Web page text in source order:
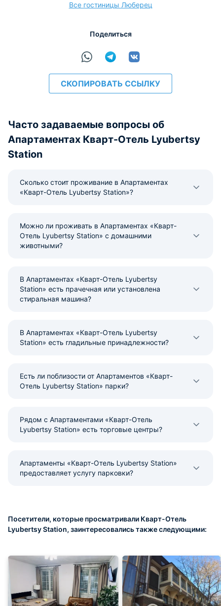
Все гостиницы Люберец
Поделиться
СКОПИРОВАТЬ ССЫЛКУ
Часто задаваемые вопросы об
Апартаментах Кварт-Отель Lyubertsy
Station
Сколько стоит проживание в Апартаментах
«Кварт-Отель Lyubertsy Station»?
Можно ли проживать в Апартаментах «Кварт-
Отель Lyubertsy Station» с домашними
животными?
В Апартаментах «Кварт-Отель Lyubertsy
Station» есть прачечная или установлена
стиральная машина?
В Апартаментах «Кварт-Отель Lyubertsy
Station» есть гладильные принадлежности?
Есть ли поблизости от Апартаментов «Кварт-
Отель Lyubertsy Station» парки?
Рядом с Апартаментами «Кварт-Отель
Lyubertsy Station» есть торговые центры?
Апартаменты «Кварт-Отель Lyubertsy Station»
предоставляет услугу парковки?
Посетители, которые просматривали Кварт-Отель
Lyubertsy Station, заинтересовались также следующими: